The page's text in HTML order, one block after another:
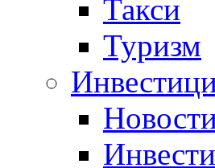
Такси
Туризм